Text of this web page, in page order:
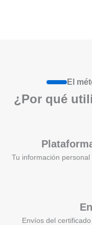
El
¿Por qué
Tu información
Envíos del